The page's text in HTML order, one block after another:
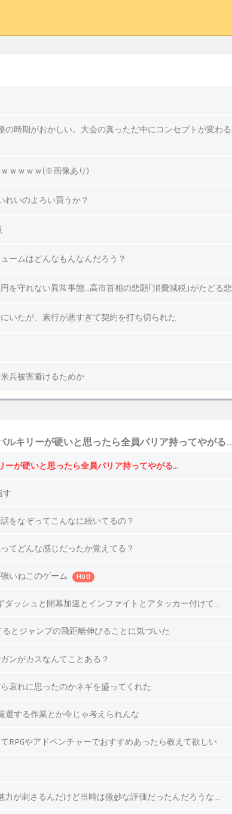
ルキリーが硬いと思ったら全員バリア持ってやがる…
ーが硬いと思ったら全員バリア持ってやがる…
す
をなぞってこんなに続いてるの？
てどんな感じだったか覚えてる？
いねこのゲーム Hot!
ダッシュと開幕加速とインファイトとアタッカー付けて…
とジャンプの飛距離伸びることに気づいた
ンがカスなんてことある？
哀れに思ったのかネギを盛ってくれた
選する作業とか今じゃ考えられんな
RPGやアドベンチャーでおすすめあったら教えて欲しい
力が刺さるんだけど当時は微妙な評価だったんだろうな…